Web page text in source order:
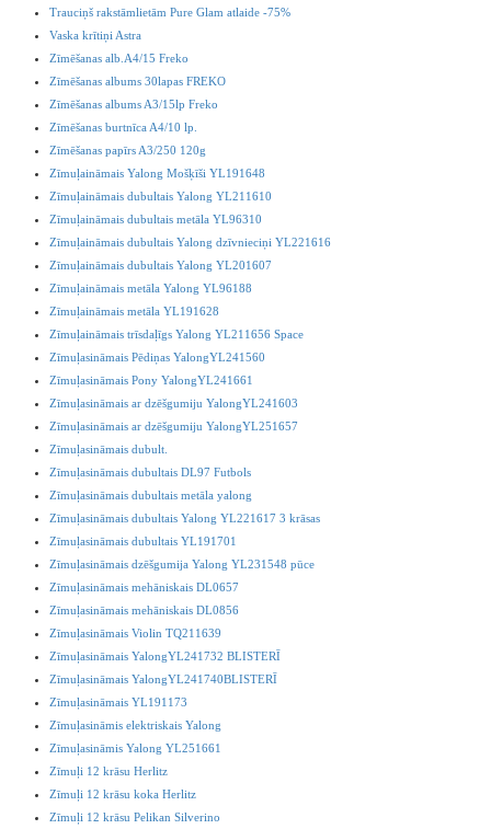
Trauciņš rakstāmlietām Pure Glam atlaide -75%
Vaska krītiņi Astra
Zīmēšanas alb.A4/15 Freko
Zīmēšanas albums 30lapas FREKO
Zīmēšanas albums A3/15lp Freko
Zīmēšanas burtnīca A4/10 lp.
Zīmēšanas papīrs A3/250 120g
Zīmuļaināmais Yalong Mošķīši YL191648
Zīmuļaināmais dubultais Yalong YL211610
Zīmuļaināmais dubultais metāla YL96310
Zīmuļaināmais dubultais Yalong dzīvnieciņi YL221616
Zīmuļaināmais dubultais Yalong YL201607
Zīmuļaināmais metāla Yalong YL96188
Zīmuļaināmais metāla YL191628
Zīmuļaināmais trīsdaļīgs Yalong YL211656 Space
Zīmuļasināmais Pēdiņas YalongYL241560
Zīmuļasināmais Pony YalongYL241661
Zīmuļasināmais ar dzēšgumiju YalongYL241603
Zīmuļasināmais ar dzēšgumiju YalongYL251657
Zīmuļasināmais dubult.
Zīmuļasināmais dubultais DL97 Futbols
Zīmuļasināmais dubultais metāla yalong
Zīmuļasināmais dubultais Yalong YL221617 3 krāsas
Zīmuļasināmais dubultais YL191701
Zīmuļasināmais dzēšgumija Yalong YL231548 pūce
Zīmuļasināmais mehāniskais DL0657
Zīmuļasināmais mehāniskais DL0856
Zīmuļasināmais Violin TQ211639
Zīmuļasināmais YalongYL241732 BLISTERĪ
Zīmuļasināmais YalongYL241740BLISTERĪ
Zīmuļasināmais YL191173
Zīmuļasināmis elektriskais Yalong
Zīmuļasināmis Yalong YL251661
Zīmuļi 12 krāsu Herlitz
Zīmuļi 12 krāsu koka Herlitz
Zīmuļi 12 krāsu Pelikan Silverino